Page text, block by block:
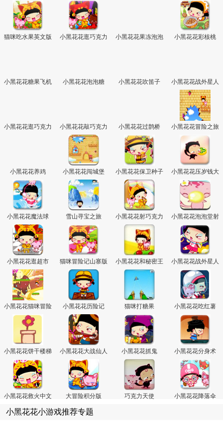
猫咪吃水果英文版
小黑花花逛巧克力
小黑花花果冻泡泡
小黑花花彩核桃
小黑花花糖果飞机
小黑花花泡泡糖 小黑花花吹笛子
小黑花花战外星人
中文版
小黑花花逛巧克力
小黑花花敲巧克力 小黑花花过鹊桥 小黑花花冒险之旅
小黑花花养鸡 小黑花花闯城堡 小黑花花保卫种子
小黑花花压岁钱大
作战
小黑花花魔法球 雪山寻宝之旅 小黑花花射巧克力
小黑花花泡泡堂射
箭
小黑花花逛超市 猫咪冒险记山寨版
小黑花花和秘密王
国
小黑花花战外星人
小黑花花猫咪冒险
记
小黑花花历险记 猫咪打糖果 小黑花花吃红薯
小黑花花饼干楼梯
小黑花花大战仙人
掌
小黑花花抓鬼 小黑花花分身术
小黑花花救火中文
版
大冒险积分版 巧克力天使 小黑花花降落伞
小黑花花小游戏推荐专题